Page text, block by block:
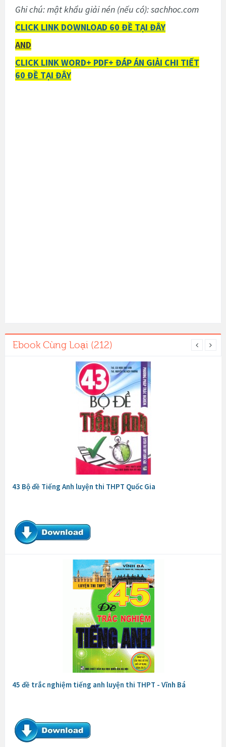
Ghi chú: mật khẩu giải nén (nếu có): sachhoc.com
CLICK LINK DOWNLOAD 60 ĐỀ TẠI ĐÂY
AND
CLICK LINK WORD+ PDF+ ĐÁP ÁN GIẢI CHI TIẾT
60 ĐỀ TẠI ĐÂY
Ebook Cùng Loại (212)
43 Bộ đề Tiếng Anh luyện thi THPT Quốc Gia
45 đề trắc nghiệm tiếng anh luyện thi THPT - Vĩnh Bá